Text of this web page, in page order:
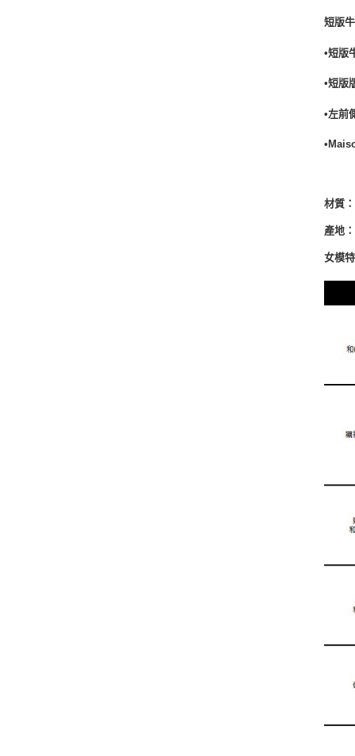
短版
•短版
•短版
•左前
材質：
產地
女模